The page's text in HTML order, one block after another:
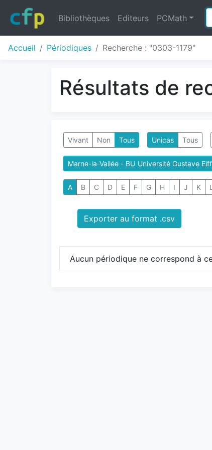
Bibliothèques Editeurs PCMath
Accueil Périodiques Recherche : "0303-1179"
Résultats de
Vivant Non Tous Unicas Tous
Marne-la-Vallée - BU Université Gustave
A B C D E F G H I J K L
Exporter au format .csv
Aucun périodique ne correspond à